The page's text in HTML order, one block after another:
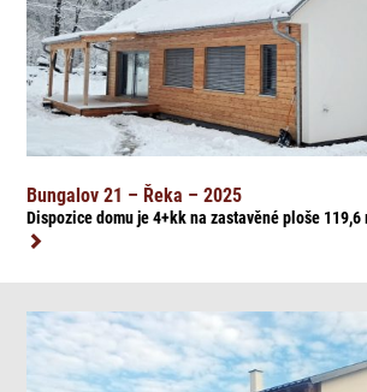
Bungalov 21 – Řeka – 2025
Dispozice domu je 4+kk na zastavěné ploše 119,6